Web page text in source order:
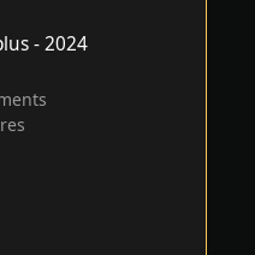
- 2024